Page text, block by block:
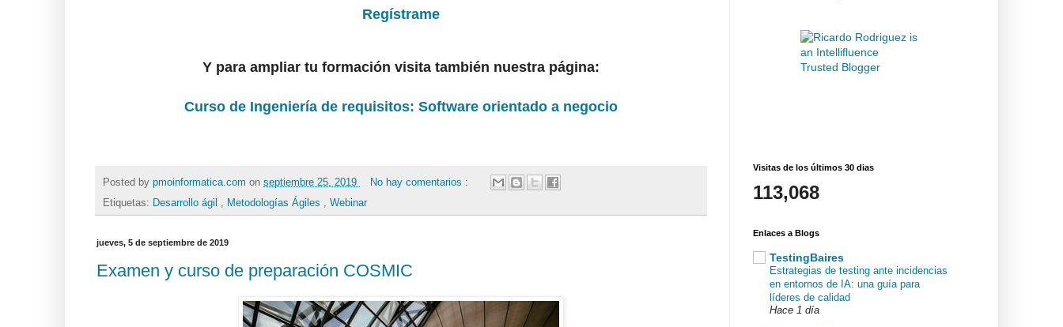
Regístrame
Y para ampliar tu formación visita también nuestra página:
Curso de Ingeniería de requisitos: Software orientado a negocio
Posted by pmoinformatica.com on septiembre 25, 2019
No hay comentarios :
Etiquetas: Desarrollo ágil , Metodologías Ágiles , Webinar
jueves, 5 de septiembre de 2019
Examen y curso de preparación COSMIC
Visitas de los últimos 30 dias
113,068
Enlaces a Blogs
TestingBaires
Estrategias de testing ante incidencias
en entornos de IA: una guía para
líderes de calidad
Hace 1 día